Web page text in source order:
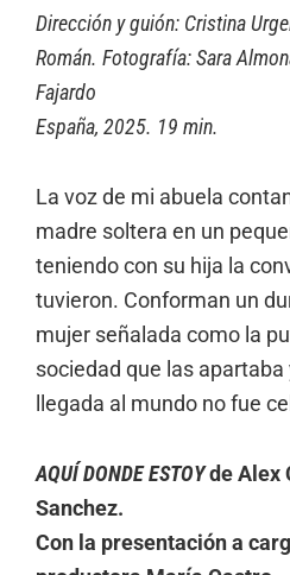
Dirección y guión: Cristina
Román. Fotografía: Sara
Fajardo
España, 2025. 19 min.
La voz de mi abuela
madre soltera en un
teniendo con su hija la
tuvieron. Conforman un
mujer señalada como la
sociedad que las apartaba
llegada al mundo no fue
AQUÍ DONDE ESTOYde Alex
Sanchez.
Con la presentación ​a